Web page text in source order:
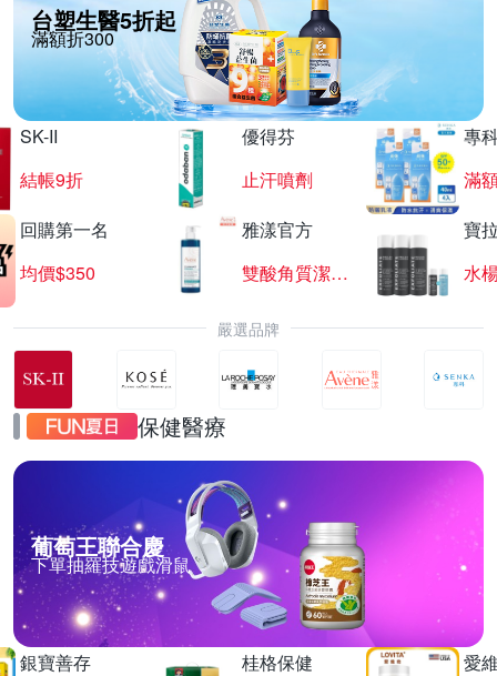
台塑生醫5折起
滿額折300
SK-II
結帳9折
優得芬
止汗噴劑
專
滿
回購第一名
均價$350
雅漾官方
雙酸角質潔膚露
寶
水
嚴選品牌
保健醫療
葡萄王聯合慶
下單抽羅技遊戲滑鼠
銀寶善存
桂格保健
愛